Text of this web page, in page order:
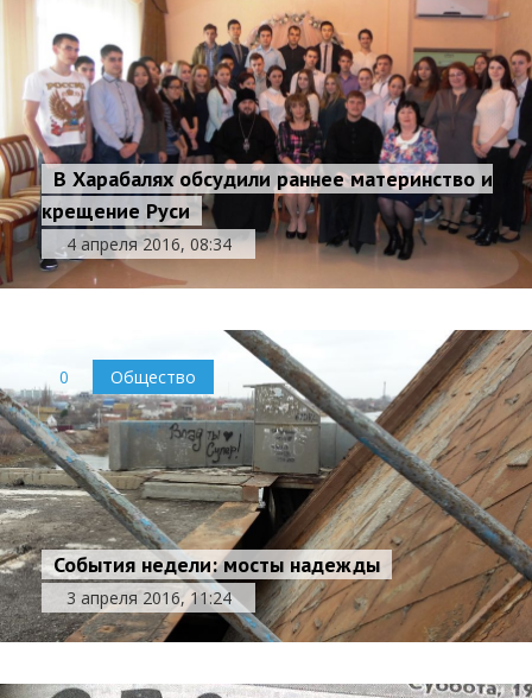
В Харабалях обсудили раннее материнство и
крещение Руси
4 апреля 2016, 08:34
0 Общество
События недели: мосты надежды
3 апреля 2016, 11:24